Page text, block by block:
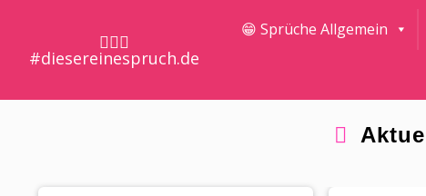
🤷🏼‍♀️
#diesereinespruch.de
😁 Sprüche Allgemein